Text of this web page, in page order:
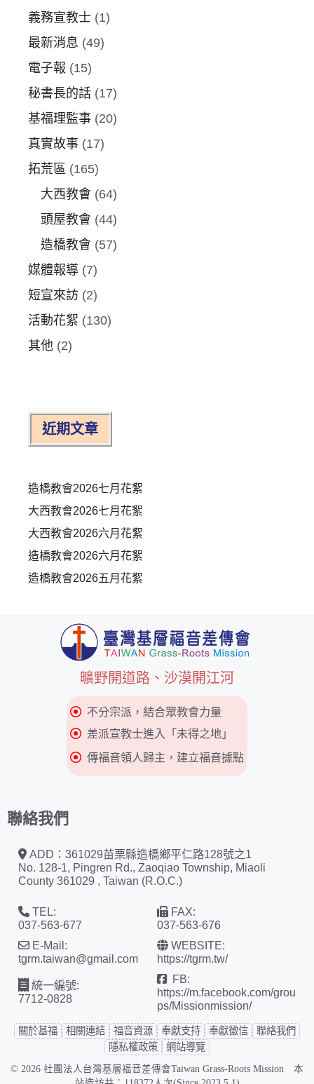
義務宣教士 (1)
最新消息 (49)
電子報 (15)
秘書長的話 (17)
基福理監事 (20)
真實故事 (17)
拓荒區 (165)
大西教會 (64)
頭屋教會 (44)
造橋教會 (57)
媒體報導 (7)
短宣來訪 (2)
活動花絮 (130)
其他 (2)
近期文章
造橋教會2026七月花絮
大西教會2026七月花絮
大西教會2026六月花絮
造橋教會2026六月花絮
造橋教會2026五月花絮
曠野開道路、沙漠開江河
不分宗派，結合眾教會力量
差派宣教士進入「未得之地」
傳福音領人歸主，建立福音據點
聯絡我們
ADD：361029苗栗縣造橋鄉平仁路128號之1
No. 128-1, Pingren Rd., Zaoqiao Township, Miaoli
County 361029 , Taiwan (R.O.C.)
TEL:
037-563-677
FAX:
037-563-676
E-Mail:
tgrm.taiwan@gmail.com
WEBSITE:
https://tgrm.tw/
統一編號:
7712-0828
FB:
https://m.facebook.com/grou
ps/Missionmission/
關於基福 相關連結 福音資源 奉獻支持 奉獻徵信
聯絡我們
隱私權政策
網站導覽
© 2026 社團法人台灣基層福音差傳會Taiwan Grass-Roots Mission 本